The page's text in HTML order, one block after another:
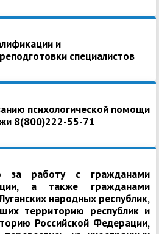
и
специалистов
психологической помощи
8(800)222-55-71
за работу с гражданами
а также гражданами
народных республик,
территорию республик и
Российской Федерации,